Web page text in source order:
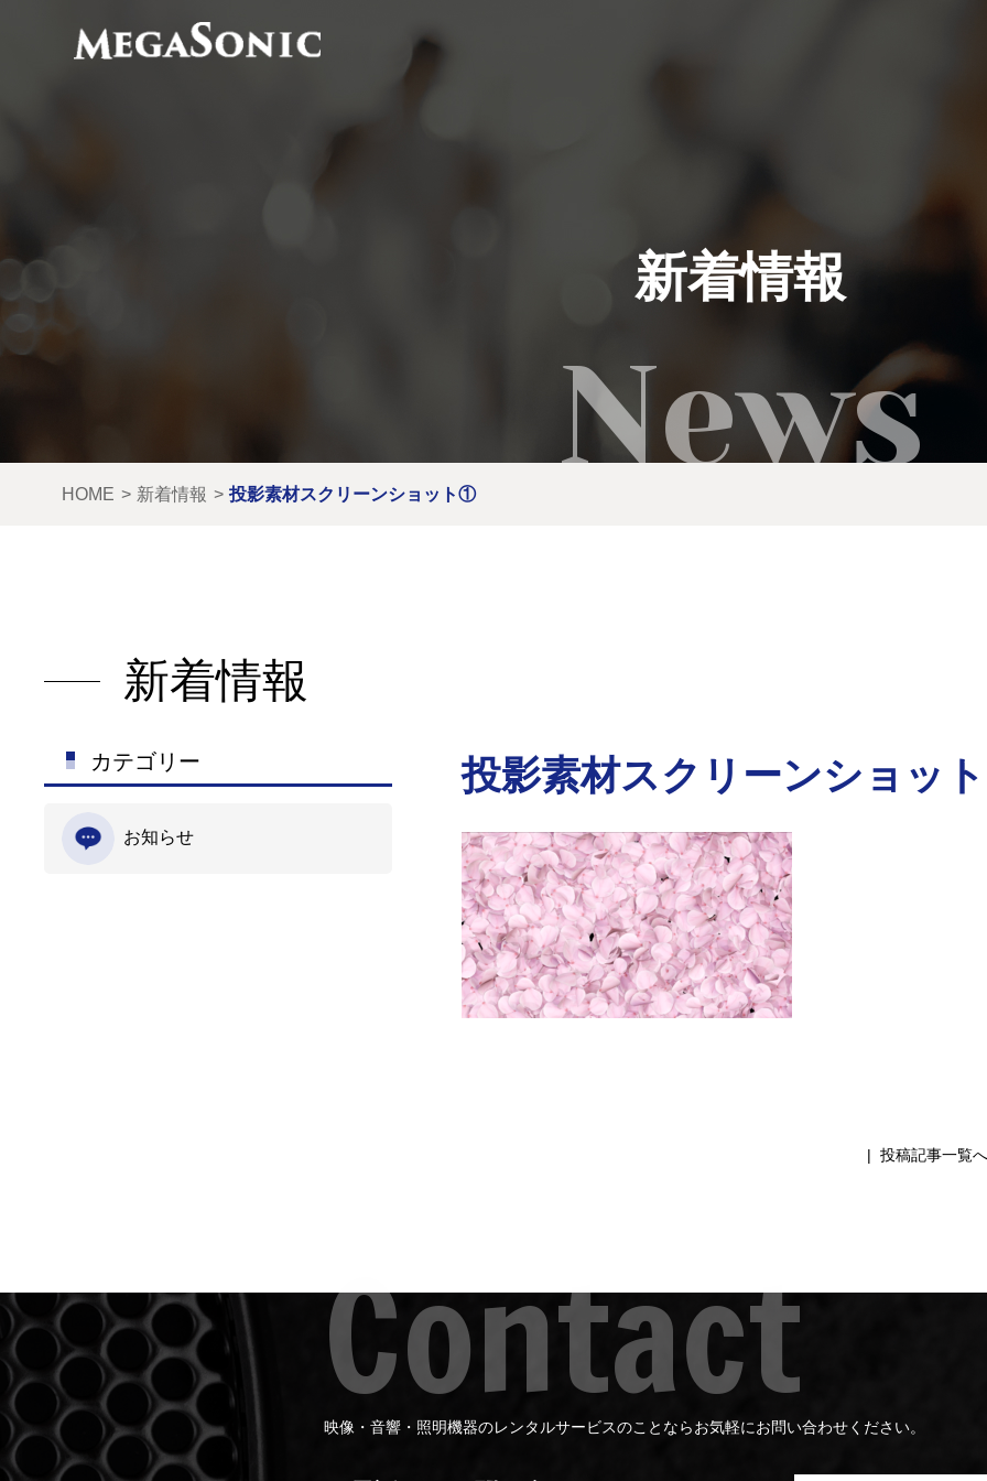
イベント実績
レンタル製品
ご利用の流れ
新着情報
HOME 新着情報 投影素材スクリーンショット①
新着情報
カテゴリー
お知らせ
投影素材スクリーンショッ
| 投稿記事一覧
映像・音響・照明機器のレンタルサービスのことならお気軽にお問い合わせください。